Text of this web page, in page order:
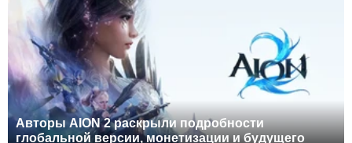
Авторы AION 2 раскрыли подробности
глобальной версии, монетизации и будущего